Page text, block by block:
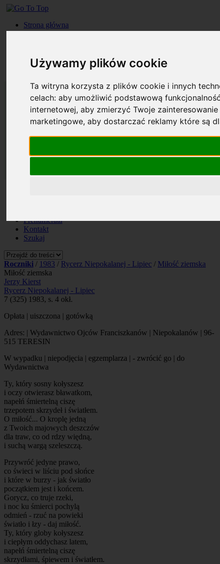
Używamy plików cookie
Ta witryna korzysta z plików cookie i innych
celach:aby umożliwić podstawową
internetowej,aby zmierzyć Twoje
marketingowe,aby dostarczać reklamy które są
Strona główna
Roczniki
Kontakt
Szukaj
Prenumerata
Kontakt
Szukaj
Roczniki / 1983 / Rycerz Niepokalanej - Lipiec / Miłość ziemska
Miłość ziemska
Jerzy Kierst
Rycerz Niepokalanej - Lipiec
7 (325) 1983, s. 4 okł.
Opłata | uiszczona | gotówką
Adres: | Wydawnictwo Ojców Franciszkanów | Niepokalanów | 96-
515 TERESIN
W wypadku | niepodjęcia | egzemplarza | - zwrócić go | do
Wydawnictwa
Ty, który sosny kołyszesz
i oczy otwierasz bławatkom,
napełń śmiertelną ciszę
trzepotem skrzydeł i światłem.
O miłość... O kroplę jedną
z Twoich majowych deszczów
dla traw, co od rdzy więdną,
i suchą wargą szeleszczą.
Przywróć jedyne prawo,
co świeci w liściu pod słońce
i które w burzy - jak światło
początkiem jest i końcem.
Gorycz, co truje rzeki,
i noc ku śmierci pochylą
odmień - rzuć na powieki
światło i łzy - daj miłość.
Ty, który globy kołyszesz
i ciepłym oddychasz latem,
napełń śmiertelną ciszę
skrzydłami, śpiewem i światłem.